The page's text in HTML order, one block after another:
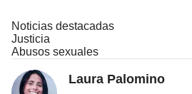
Noticias destacadas
Justicia
Abusos sexuales
Laura Palomino